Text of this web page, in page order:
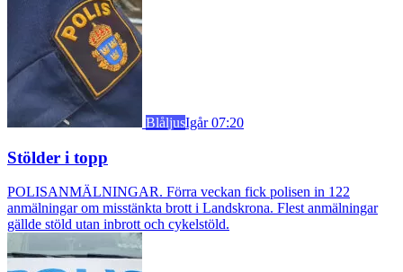
BlåljusIgår 07:20
Stölder i topp
POLISANMÄLNINGAR. Förra veckan fick polisen in 122
anmälningar om misstänkta brott i Landskrona. Flest anmälningar
gällde stöld utan inbrott och cykelstöld.